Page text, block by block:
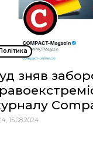
зняв
15.08.2024